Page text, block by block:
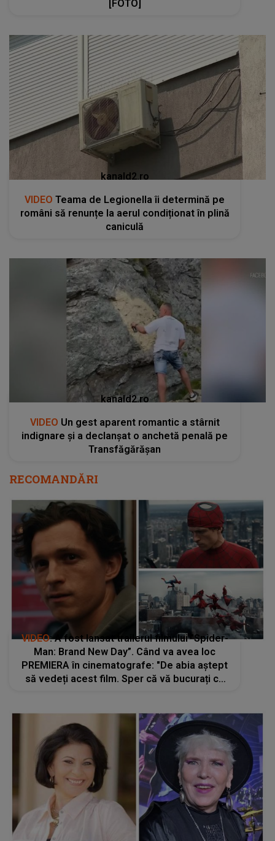
[FOTO]
kanald2.ro
VIDEO Teama de Legionella îi determină pe
români să renunțe la aerul condiționat în plină
caniculă
kanald2.ro
VIDEO Un gest aparent romantic a stârnit
indignare și a declanșat o anchetă penală pe
Transfăgărășan
RECOMANDĂRI
VIDEO: A fost lansat trailerul filmului ”Spider-
Man: Brand New Day”. Când va avea loc
PREMIERA în cinematografe: "De abia aștept
să vedeți acest film. Sper că vă bucurați cu